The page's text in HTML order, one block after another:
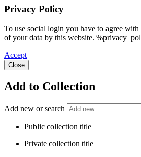
Privacy Policy
To use social login you have to agree
of your data by this website.
Accept
Close
Add to Collection
Add new or search
Public collection title
Private collection title